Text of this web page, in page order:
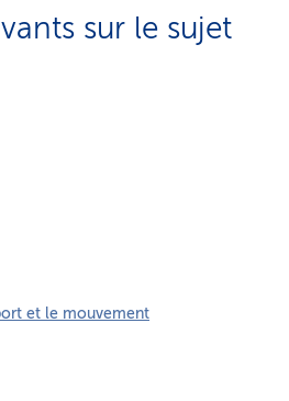
sur le sujet
et le mouvement